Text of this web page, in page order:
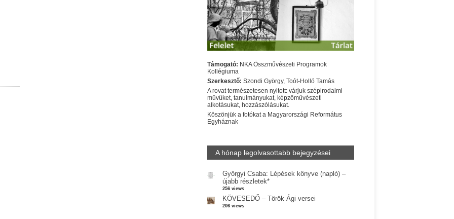
Támogató: NKA Összművészeti Programok
Kollégiuma
Szerkesztő: Szondi György, Toót-Holló Tamás
A rovat természetesen nyitott: várjuk szépirodalmi
művüket, tanulmányukat, képzőművészeti
alkotásukat, hozzászólásukat.
Köszönjük a fotókat a Magyarországi Református
Egyháznak
A hónap legolvasottabb bejegyzései
Györgyi Csaba: Lépések könyve (napló) –
újabb részletek*
256 views
KÖVESEDŐ – Török Ági versei
206 views